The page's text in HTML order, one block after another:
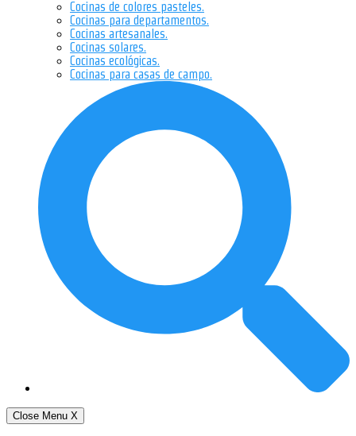
Cocinas de colores pasteles.
Cocinas para departamentos.
Cocinas artesanales.
Cocinas solares.
Cocinas ecológicas.
Cocinas para casas de campo.
Close Menu X